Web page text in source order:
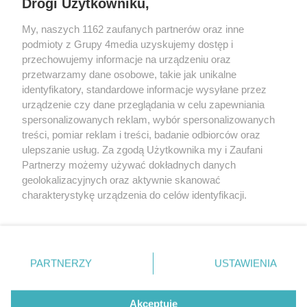
Redakcja Reklama Prywatność
Praca Łódź
the:protocol
Facebook.com
Youtube.com
My, naszych 1162 zaufanych partnerów oraz inne
podmioty z Grupy 4media uzyskujemy dostęp i
przechowujemy informacje na urządzeniu oraz
przetwarzamy dane osobowe, takie jak unikalne
identyfikatory, standardowe informacje wysyłane przez
urządzenie czy dane przeglądania w celu zapewniania
spersonalizowanych reklam, wybór spersonalizowanych
treści, pomiar reklam i treści, badanie odbiorców oraz
ulepszanie usług. Za zgodą Użytkownika my i Zaufani
Partnerzy możemy używać dokładnych danych
geolokalizacyjnych oraz aktywnie skanować
charakterystykę urządzenia do celów identyfikacji.
zmienić/wycofać klikając przycisk ustawień prywatności
znajdujący się w lewym dolnym rogu strony
. Niektóre
użytkownika, ale masz prawo sprzeciwić się takiemu
PARTNERZY USTAWIENIA
Akceptuję